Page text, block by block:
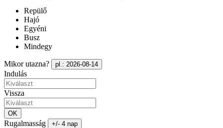
Repülő
Hajó
Egyéni
Busz
Mindegy
Mikor utazna? pl.: 2026-08-14
Indulás
Vissza
OK
Rugalmasság +/- 4 nap